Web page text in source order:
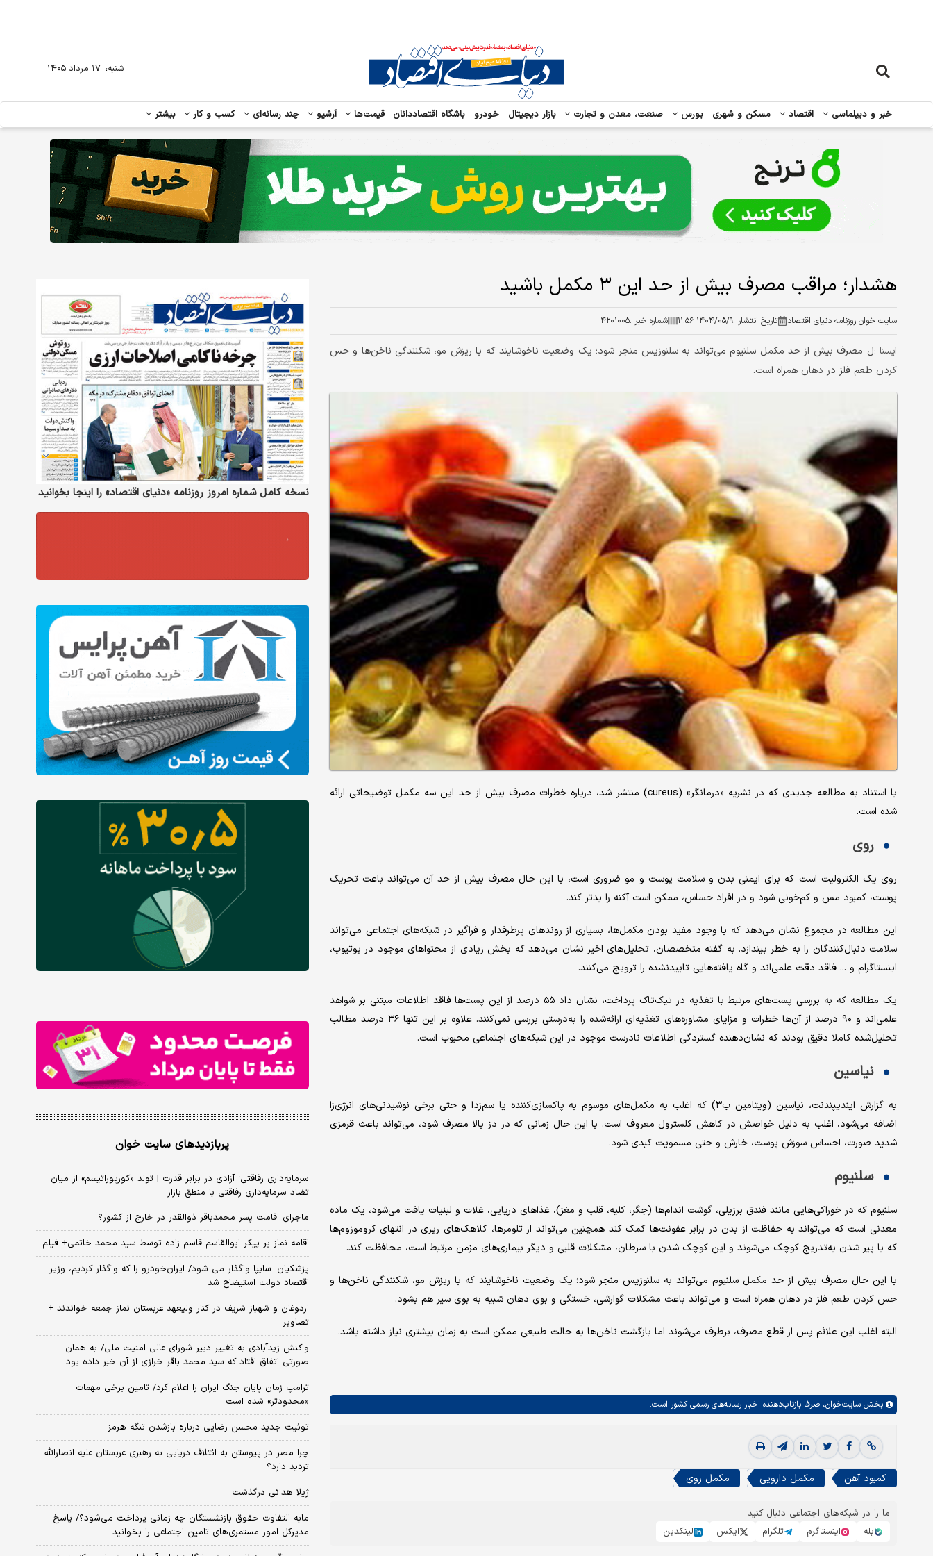
خبر و دیپلماسی اقتصاد مسکن و شهری بورس صنعت، معدن و تجارت بازار دیجیتال خودرو باشگاه اقتصاددانان قیمت‌ها آرشیو چند رسانه‌ای کسب و کار بیشتر
شنبه، ۱۷ مرداد ۱۴۰۵
هشدار؛ مراقب مصرف بیش‌ از حد این ۳ مکمل باشید
سایت خوان روزنامه دنیای اقتصاد تاریخ انتشار :۱۴۰۴/۰۵/۹ ۱۱:۵۶ شماره خبر :۴۲۰۱۰۰۵
ایسنا :​ل مصرف بیش‌ از حد مکمل سلنیوم می‌تواند به سلنوزیس منجر شود؛ یک وضعیت ناخوشایند که با ریزش مو، شکنندگی ناخن‌ها و حس
کردن طعم فلز در دهان همراه است.
با استناد به مطالعه جدیدی که در نشریه «درمانگر» (cureus) منتشر شد، درباره خطرات مصرف بیش از حد این سه مکمل توضیحاتی ارائه
شده است.
روی
روی یک الکترولیت است که برای ایمنی بدن و سلامت پوست و مو ضروری است، با این حال مصرف بیش از حد آن می‌تواند باعث تحریک
پوست، کمبود مس و کم‌خونی شود و در افراد حساس، ممکن است آکنه را بدتر کند.
این مطالعه در مجموع نشان می‌دهد که با وجود مفید بودن مکمل‌ها، بسیاری از روندهای پرطرفدار و فراگیر در شبکه‌های اجتماعی می‌تواند
سلامت دنبال‌کنندگان را به خطر بیندازد. به گفته متخصصان، تحلیل‌های اخیر نشان می‌دهد که بخش زیادی از محتواهای موجود در یوتیوب،
اینستاگرام و ... فاقد دقت علمی‌اند و گاه یافته‌هایی تاییدنشده را ترویج می‌کنند.
یک مطالعه‌ که به بررسی پست‌های مرتبط با تغذیه در تیک‌تاک پرداخت، نشان داد ۵۵ درصد از این پست‌ها فاقد اطلاعات مبتنی بر شواهد
علمی‌اند و ۹۰ درصد از آن‌ها خطرات و مزایای مشاوره‌های تغذیه‌ای ارائه‌شده را به‌درستی بررسی نمی‌کنند. علاوه بر این تنها ۳۶ درصد مطالب
تحلیل‌شده کاملا دقیق بودند که نشان‌دهنده گستردگی اطلاعات نادرست موجود در این شبکه‌های اجتماعی محبوب است.
نیاسین
به گزارش ایندیپندنت، نیاسین (ویتامین ب۳) که اغلب به مکمل‌های موسوم به پاکسازی‌کننده یا سم‌زدا و حتی برخی نوشیدنی‌های انرژی‌زا
اضافه می‌شود، اغلب به دلیل خواصش در کاهش‌ کلسترول معروف است. با این حال زمانی که در دز بالا مصرف شود، می‌تواند باعث قرمزی
شدید صورت، احساس سوزش پوست، خارش و حتی مسمویت کبدی شود.
سلنیوم
سلنیوم که در خوراکی‌هایی مانند فندق برزیلی، گوشت اندام‌ها (جگر، کلیه‌، قلب و مغز)، غذاهای دریایی، غلات و لبنیات یافت می‌شود، یک ماده
معدنی است که می‌تواند به حفاظت از بدن در برابر عفونت‌ها کمک کند همچنین می‌تواند از تلومرها، کلاهک‌های ریزی در انتهای کروموزوم‌ها
که با پیر شدن به‌تدریج کوچک می‌شوند و این کوچک شدن با سرطان، مشکلات قلبی و دیگر بیماری‌های مزمن مرتبط است، محافظت کند.
با این حال مصرف بیش‌ از حد مکمل سلنیوم می‌تواند به سلنوزیس منجر شود؛ یک وضعیت ناخوشایند که با ریزش مو، شکنندگی ناخن‌ها و
حس کردن طعم فلز در دهان همراه است و می‌تواند باعث مشکلات گوارشی، خستگی و بوی دهان شبیه به بوی سیر هم بشود.
البته اغلب این علائم پس از قطع مصرف، برطرف می‌شوند اما بازگشت ناخن‌ها به حالت طبیعی ممکن است به زمان بیشتری نیاز داشته باشد.
بخش سایت‌خوان، صرفا بازتاب‌دهنده اخبار رسانه‌های رسمی کشور است.
کمبود آهن مکمل دارویی مکمل روی
ما را در شبکه‌های اجتماعی دنبال کنید
بله
اینستاگرم تلگرام ایکس لینکدین
نسخه کامل شماره امروز روزنامه «دنیای‌ اقتصاد» را اینجا بخوانید
پربازدیدهای سایت خوان
سرمایه‌داری رفاقتی؛ آزادی در برابر قدرت | تولد «کورپوراتیسم» از میان
تضاد سرمایه‌داری رفاقتی با منطق بازار
ماجرای اقامت پسر محمدباقر ذوالقدر در خارج از کشور؟
اقامه نماز بر پیکر ابوالقاسم قاسم زاده توسط سید محمد خاتمی+ فیلم
پزشکیان: سایپا واگذار می شود/ ایران‌خودرو را که واگذار کردیم، وزیر
اقتصاد دولت استیضاح شد
اردوغان و شهباز شریف در کنار ولیعهد عربستان نماز جمعه خواندند +
تصاویر
واکنش زیدآبادی به تغییر دبیر شورای عالی امنیت ملی/ به همان
صورتی اتفاق افتاد که سید محمد باقر خرازی از آن خبر داده بود
ترامپ زمان پایان جنگ ایران را اعلام کرد/ تامین برخی مهمات
«محدودتر» شده است
توئیت جدید محسن رضایی درباره بازشدن تنگه هرمز
چرا مصر در پیوستن به ائتلاف دریایی به رهبری عربستان علیه انصارالله
تردید دارد؟
ژیلا هدائی درگذشت
مابه التفاوت حقوق بازنشستگان چه زمانی پرداخت می‌شود؟/ پاسخ
مدیرکل امور مستمری‌های تامین اجتماعی را بخوانید